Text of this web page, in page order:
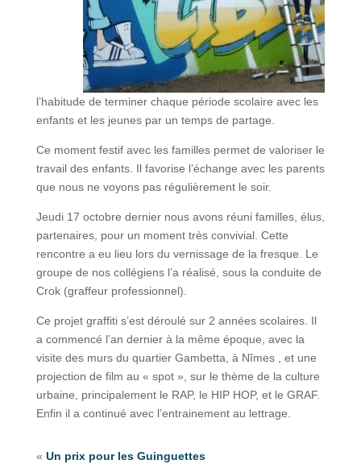
l’habitude de terminer chaque période scolaire avec les
enfants et les jeunes par un temps de partage.
Ce moment festif avec les familles permet de valoriser le
travail des enfants. Il favorise l’échange avec les parents
que nous ne voyons pas régulièrement le soir.
Jeudi 17 octobre dernier nous avons réuni familles, élus,
partenaires, pour un moment très convivial. Cette
rencontre a eu lieu lors du vernissage de la fresque. Le
groupe de nos collégiens l’a réalisé, sous la conduite de
Crok (graffeur professionnel).
Ce projet graffiti s’est déroulé sur 2 années scolaires. Il
a commencé l’an dernier à la même époque, avec la
visite des murs du quartier Gambetta, à Nîmes , et une
projection de film au « spot », sur le thème de la culture
urbaine, principalement le RAP, le HIP HOP, et le GRAF.
Enfin il a continué avec l’entrainement au lettrage.
« Un prix pour les Guinguettes